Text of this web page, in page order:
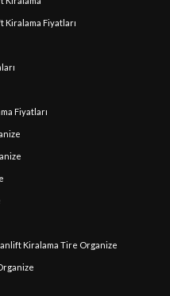
Kiralama Fiyatları
Fiyatları
Kiralama Tire Organize